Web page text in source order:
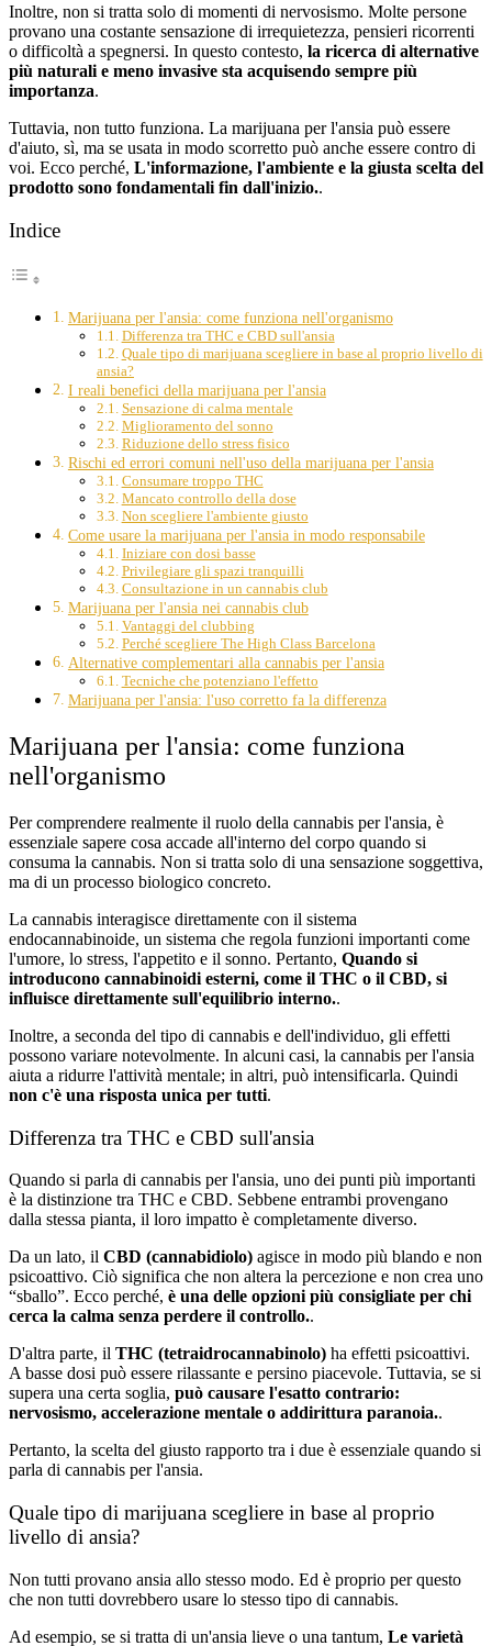
Inoltre, non si tratta solo di momenti di nervosismo. Molte persone
provano una costante sensazione di irrequietezza, pensieri ricorrenti
o difficoltà a spegnersi. In questo contesto, la ricerca di alternative
più naturali e meno invasive sta acquisendo sempre più
importanza.
Tuttavia, non tutto funziona. La marijuana per l'ansia può essere
d'aiuto, sì, ma se usata in modo scorretto può anche essere contro di
voi. Ecco perché, L'informazione, l'ambiente e la giusta scelta del
prodotto sono fondamentali fin dall'inizio..
Indice
Marijuana per l'ansia: come funziona nell'organismo
Differenza tra THC e CBD sull'ansia
Quale tipo di marijuana scegliere in base al proprio livello di
ansia?
I reali benefici della marijuana per l'ansia
Sensazione di calma mentale
Miglioramento del sonno
Riduzione dello stress fisico
Rischi ed errori comuni nell'uso della marijuana per l'ansia
Consumare troppo THC
Mancato controllo della dose
Non scegliere l'ambiente giusto
Come usare la marijuana per l'ansia in modo responsabile
Iniziare con dosi basse
Privilegiare gli spazi tranquilli
Consultazione in un cannabis club
Marijuana per l'ansia nei cannabis club
Vantaggi del clubbing
Perché scegliere The High Class Barcelona
Alternative complementari alla cannabis per l'ansia
Tecniche che potenziano l'effetto
Marijuana per l'ansia: l'uso corretto fa la differenza
Marijuana per l'ansia: come funziona
nell'organismo
Per comprendere realmente il ruolo della cannabis per l'ansia, è
essenziale sapere cosa accade all'interno del corpo quando si
consuma la cannabis. Non si tratta solo di una sensazione soggettiva,
ma di un processo biologico concreto.
La cannabis interagisce direttamente con il sistema
endocannabinoide, un sistema che regola funzioni importanti come
l'umore, lo stress, l'appetito e il sonno. Pertanto, Quando si
introducono cannabinoidi esterni, come il THC o il CBD, si
influisce direttamente sull'equilibrio interno..
Inoltre, a seconda del tipo di cannabis e dell'individuo, gli effetti
possono variare notevolmente. In alcuni casi, la cannabis per l'ansia
aiuta a ridurre l'attività mentale; in altri, può intensificarla. Quindi
non c'è una risposta unica per tutti.
Differenza tra THC e CBD sull'ansia
Quando si parla di cannabis per l'ansia, uno dei punti più importanti
è la distinzione tra THC e CBD. Sebbene entrambi provengano
dalla stessa pianta, il loro impatto è completamente diverso.
Da un lato, il CBD (cannabidiolo) agisce in modo più blando e non
psicoattivo. Ciò significa che non altera la percezione e non crea uno
“sballo”. Ecco perché, è una delle opzioni più consigliate per chi
cerca la calma senza perdere il controllo..
D'altra parte, il THC (tetraidrocannabinolo) ha effetti psicoattivi.
A basse dosi può essere rilassante e persino piacevole. Tuttavia, se si
supera una certa soglia, può causare l'esatto contrario:
nervosismo, accelerazione mentale o addirittura paranoia..
Pertanto, la scelta del giusto rapporto tra i due è essenziale quando si
parla di cannabis per l'ansia.
Quale tipo di marijuana scegliere in base al proprio
livello di ansia?
Non tutti provano ansia allo stesso modo. Ed è proprio per questo
che non tutti dovrebbero usare lo stesso tipo di cannabis.
Ad esempio, se si tratta di un'ansia lieve o una tantum, Le varietà